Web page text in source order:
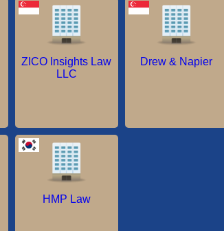
ZICO Insights Law
LLC
Drew & Napier
HMP Law